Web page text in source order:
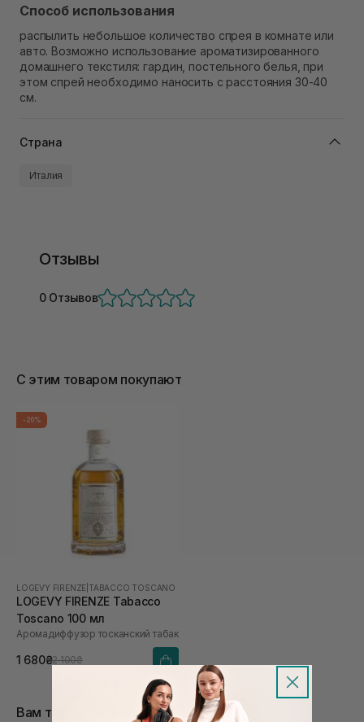
Способ использования
распылить небольшое количество спрея в комнате или
авто. Возможно использование ароматизированного
домашнего текстиля: гардин, постельного белья, при
этом спрей необходимо наносить с расстояния 30-40
см.
Страна
Италия
Отзывы
0 Отзывов
С этим товаром покупают
-20%
LOGEVY FIRENZE TABACCO TOSCANO
LOGEVY FIRENZE Tabacco
Toscano 100 мл
Аромадиффузор тосканский табак
1 680₴2 100₴
Вам также понравится